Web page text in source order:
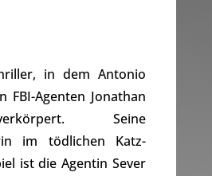
in dem Antonio
FBI-Agenten Jonathan
Seine
im tödlichen Katz-
ist die Agentin Sever